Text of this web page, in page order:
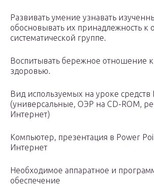
Развивать умение узнавать
обосновывать их принадлежность к
систематической группе.
Воспитывать бережное отношение
здоровью.
Вид используемых на уроке средств
(универсальные, ОЭР на CD-ROM,
Интернет)
Компьютер, презентация в Power
Интернет
Необходимое аппаратное и
обеспечение